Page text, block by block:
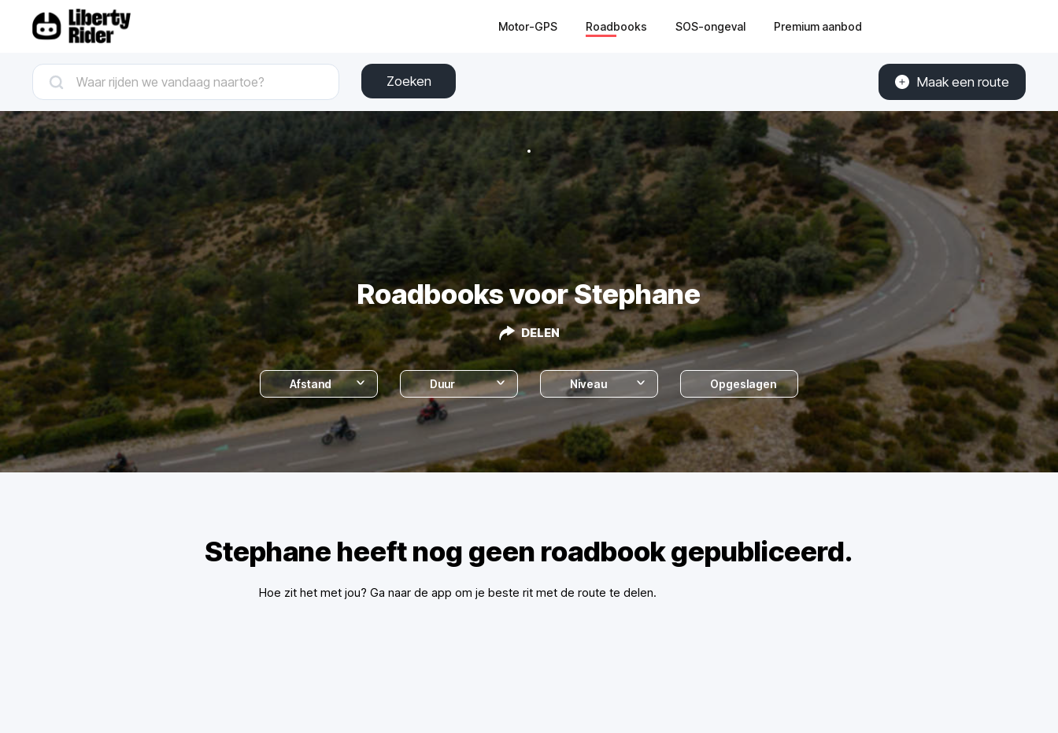
Motor-GPS Roadbooks SOS-ongeval Premium aanbod
Zoeken Maak een route
Roadbooks voor Stephane
DELEN
Afstand Duur Niveau Opgeslagen
Stephane heeft nog geen roadbook gepubliceerd.
Hoe zit het met jou? Ga naar de app om je beste rit met de route te delen.